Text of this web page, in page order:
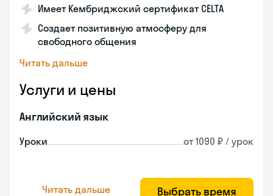
Имеет Кембриджский сертификат CELTA
Создает позитивную атмосферу для
свободного общения
Читать дальше
Услуги и цены
Английский язык
Уроки от 1090 ₽ / урок
Читать дальше Выбрать время